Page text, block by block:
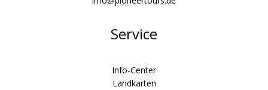
Service
Info-Center
Landkarten